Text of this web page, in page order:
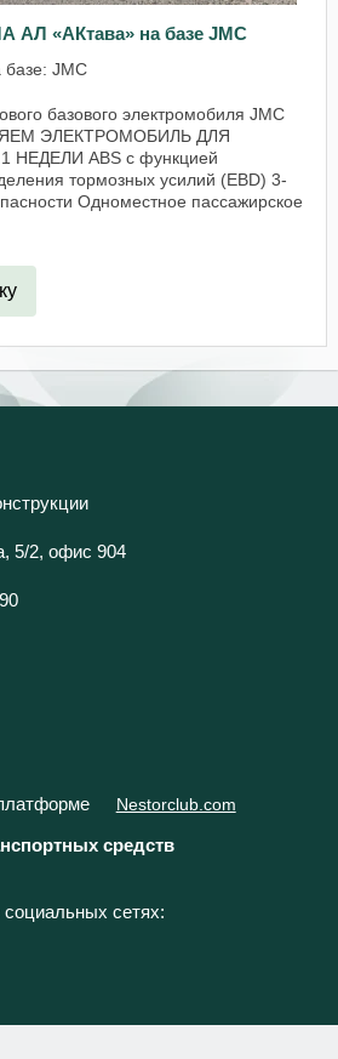
АЛ «АКтава» на базе JMC
JMC
базового электромобиля JMC
ЭЛЕКТРОМОБИЛЬ ДЛЯ
ABS с функцией
тормозных усилий (EBD) 3-
Одноместное пассажирское
5/2, офис 904
Nestorclub.com
средств
сетях: